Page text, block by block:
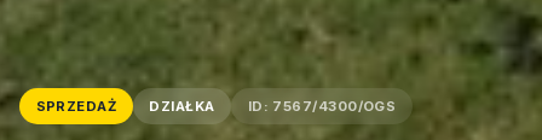
SPRZEDAŻ DZIAŁKA ID: 7567/4300/OGS